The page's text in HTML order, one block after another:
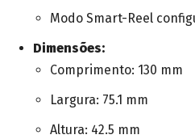
Modo Smart-Reel
Dimensões:
Comprimento: 130 mm
Largura: 75.1 mm
Altura: 42.5 mm